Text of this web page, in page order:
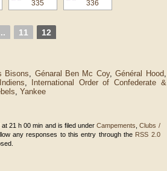
11 12
Bisons, Génaral Ben Mc Coy,Général Hood,
Indiens,
International Order of Confederate &
, Yankee
at 21 h 00 min and is filed underCampements ,Clubs /
any responses to this entry through the RSS 2.0